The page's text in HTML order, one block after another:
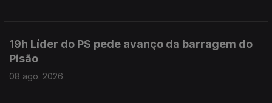
19h Líder do PS pede avanço da barragem do
Pisão
08 ago. 2026